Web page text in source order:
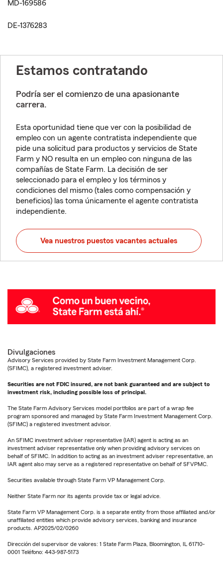
MD-169586
DE-1376283
Estamos contratando
Podría ser el comienzo de una apasionante
carrera.
Esta oportunidad tiene que ver con la posibilidad de
empleo con un agente contratista independiente que
pide una solicitud para productos y servicios de State
Farm y NO resulta en un empleo con ninguna de las
compañías de State Farm. La decisión de ser
seleccionado para el empleo y los términos y
condiciones del mismo (tales como compensación y
beneficios) las toma únicamente el agente contratista
independiente.
Vea nuestros puestos vacantes actuales
Divulgaciones
Advisory Services provided by State Farm Investment Management Corp.
(SFIMC), a registered investment adviser.
Securities are not FDIC insured, are not bank guaranteed and are subject to
investment risk, including possible loss of principal.
The State Farm Advisory Services model portfolios are part of a wrap fee
program sponsored and managed by State Farm Investment Management Corp.
(SFIMC) a registered investment advisor.
An SFIMC investment adviser representative (IAR) agent is acting as an
investment adviser representative only when providing advisory services on
behalf of SFIMC. In addition to acting as an investment adviser representative, an
IAR agent also may serve as a registered representative on behalf of SFVPMC.
Securities available through State Farm VP Management Corp.
Neither State Farm nor its agents provide tax or legal advice.
State Farm VP Management Corp. is a separate entity from those affiliated and/or
unaffiliated entities which provide advisory services, banking and insurance
products. AP2025/02/0260
Dirección del supervisor de valores: 1 State Farm Plaza, Bloomington, IL 61710-
0001 Teléfono: 443-987-5173